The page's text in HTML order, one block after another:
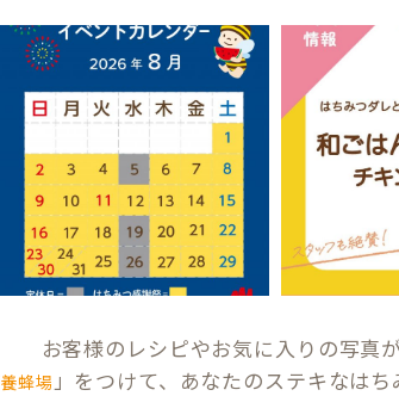
お客様のレシピやお気に入りの写真
蜂場 」をつけて、あなたのステキなは